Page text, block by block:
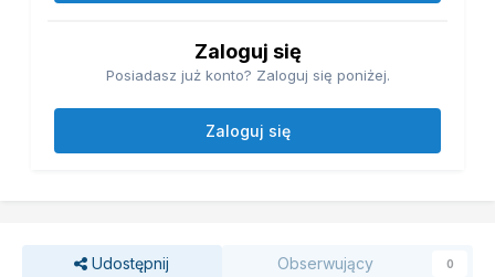
Zaloguj się
Posiadasz już konto? Zaloguj się poniżej.
Zaloguj się
Udostępnij Obserwujący 0